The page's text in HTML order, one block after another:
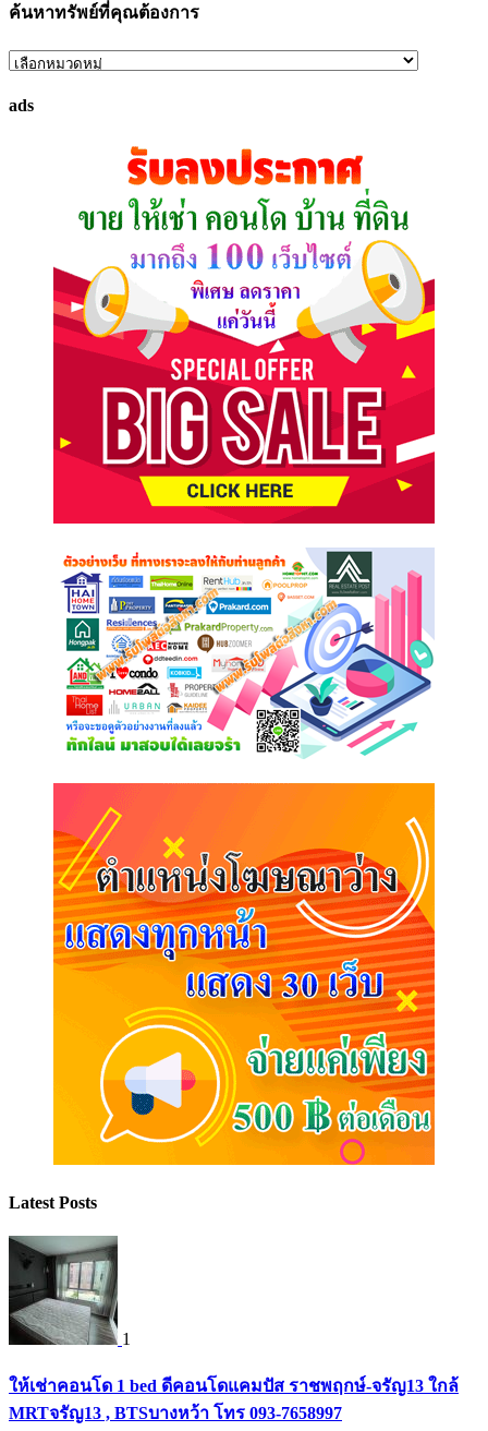
ค้นหาทรัพย์ที่คุณต้องการ
ค้นหา
ที่
ads
Latest Posts
1
ให้เช่าคอนโด 1 bed ดีคอนโดแคมปัส ราชพฤกษ์-จรัญ13 ใกล้
MRTจรัญ13 , BTSบางหว้า โทร 093-7658997